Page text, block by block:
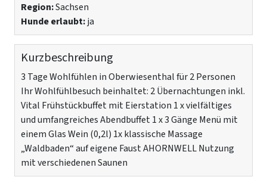
Region:Sachsen
Hunde erlaubt:ja
Kurzbeschreibung
3 Tage Wohlfühlen in Oberwiesenthal für 2 Personen
Ihr Wohlfühlbesuch beinhaltet: 2 Übernachtungen inkl.
Vital Frühstückbuffet mit Eierstation 1 x vielfältiges
und umfangreiches Abendbuffet 1 x 3 Gänge Menü mit
einem Glas Wein (0,2l) 1x klassische Massage
„Waldbaden“ auf eigene Faust AHORNWELL Nutzung
mit verschiedenen Saunen